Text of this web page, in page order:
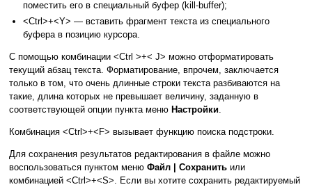
поместить его в специальный буфер (kill-buffer);
<Ctrl>+<Y> — вставить фрагмент текста из специального
буфера в позицию курсора.
С помощью комбинации <Ctrl >+< J> можно отформатировать
текущий абзац текста. Форматирование, впрочем, заключается
только в том, что очень длинные строки текста разбиваются на
такие, длина которых не превышает величину, заданную в
соответствующей опции пункта меню Настройки.
Комбинация <Ctrl>+<F> вызывает функцию поиска подстроки.
Для сохранения результатов редактирования в файле можно
воспользоваться пунктом меню Файл | Сохранить или
комбинацией <Ctrl>+<S>. Если вы хотите сохранить редактируемый